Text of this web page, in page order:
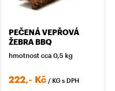
PEČENÁ VEPŘOVÁ
ŽEBRA BBQ
hmotnost cca 0,5 kg
222,- Kč / KG s DPH